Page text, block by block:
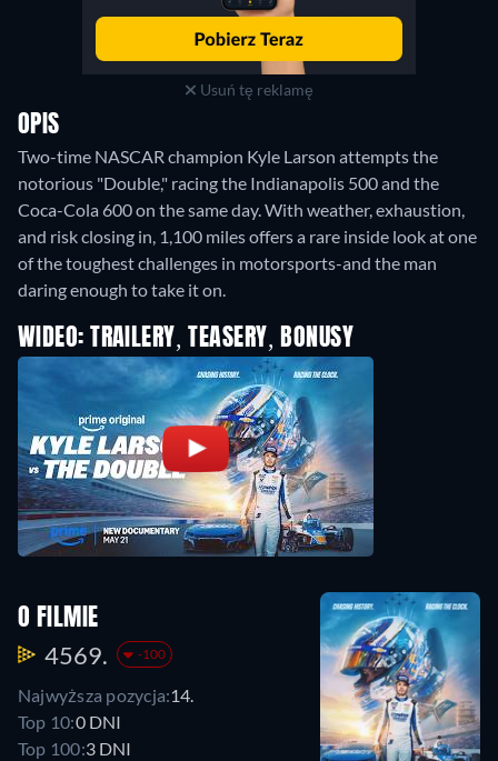
Usuń tę reklamę
OPIS
Two-time NASCAR champion Kyle Larson attempts the
notorious "Double," racing the Indianapolis 500 and the
Coca-Cola 600 on the same day. With weather, exhaustion,
and risk closing in, 1,100 miles offers a rare inside look at one
of the toughest challenges in motorsports-and the man
daring enough to take it on.
WIDEO: TRAILERY, TEASERY, BONUSY
O FILMIE
4569. -100
Najwyższa pozycja:14.
Top 10:0 DNI
Top 100:3 DNI